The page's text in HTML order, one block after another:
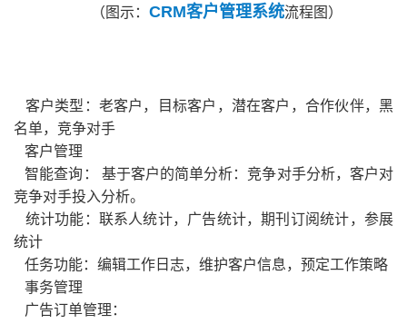
（图示： CRM客户管理系统流程图）
客户类型：老客户，目标客户，潜在客户，合作伙伴，黑
名单，竞争对手
客户管理
智能查询： 基于客户的简单分析：竞争对手分析，客户对
竞争对手投入分析。
统计功能：联系人统计，广告统计，期刊订阅统计，参展
统计
任务功能：编辑工作日志，维护客户信息，预定工作策略
事务管理
广告订单管理：